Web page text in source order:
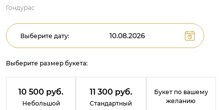
Гондурас
Выберите дату:
Выберите размер букета:
10 500 руб.
Небольшой
11 300 руб.
Стандартный
Букет по вашему
желанию